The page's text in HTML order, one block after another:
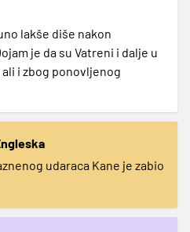
lakše diše nakon
je da su Vatreni i dalje u
i zbog ponovljenog
udaraca Kane je zabio